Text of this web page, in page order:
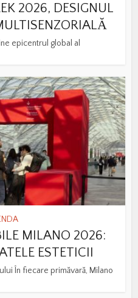
2026, DESIGNUL
epicentrul global al
MILANO 2026:
ESTETICII
În fiecare primăvară, Milano